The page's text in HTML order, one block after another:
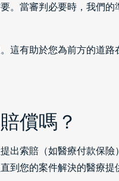
。當審判必要時，我們
有助於您為前方的道路
償嗎？
出索賠（如醫療付款保
到您的案件解決的醫療提